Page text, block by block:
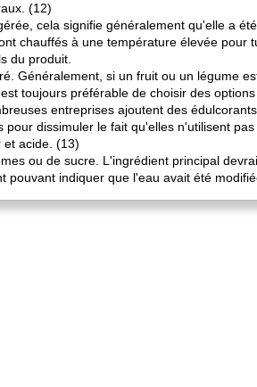
(12)
cela signifie généralement qu'elle a
chauffés à une température élevée
du produit.
Généralement, si un fruit ou un légume
toujours préférable de choisir des
entreprises ajoutent des
dissimuler le fait qu'elles n'utilisent
et acide. (13)
ou de sucre. L'ingrédient principal
pouvant indiquer que l'eau avait été